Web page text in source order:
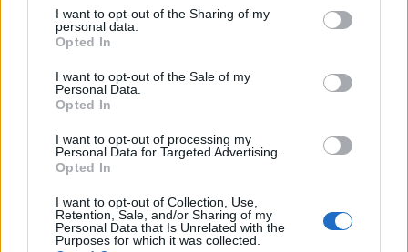
I want to opt-out of the Sharing of my
personal data.
Opted In
I want to opt-out of the Sale of my
Personal Data.
Opted In
I want to opt-out of processing my
Personal Data for Targeted Advertising.
Opted In
I want to opt-out of Collection, Use,
Retention, Sale, and/or Sharing of my
Personal Data that Is Unrelated with the
Purposes for which it was collected.
ИСТОРИСКО ОБЕДИНУВАЊЕ НА
ТЕЖОК ДЕН И ЈАВНО
човекот појма нема од
ништо, освен за кеш
ПРЕДУПРЕДЕНИ СЕ: „Бугарија
итно ја преиспитува својата
УЛЦИЊ Е АЛБАНСКИ, ЌЕ ГО
ОСЛОБОДИМЕ- Скандалозна
објава на вицепремиерот на